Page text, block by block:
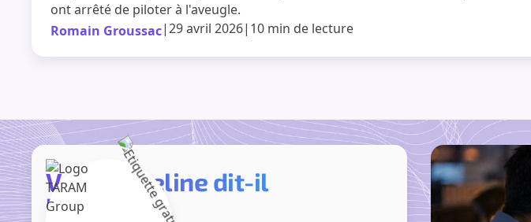
ont arrêté de piloter à l'aveugle.
Romain Groussac|29 avril 2026| 10 min de lecture
Votre pipeline dit-il
la vérité ?